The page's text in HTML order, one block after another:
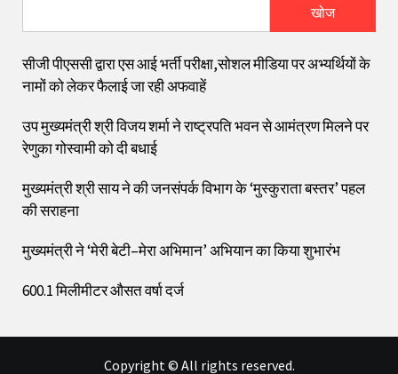
खोज
सीजी पीएससी द्वारा एस आई भर्ती परीक्षा,सोशल मीडिया पर अभ्यर्थियों के
नामों को लेकर फैलाई जा रही अफवाहें
उप मुख्यमंत्री श्री विजय शर्मा ने राष्ट्रपति भवन से आमंत्रण मिलने पर
रेणुका गोस्वामी को दी बधाई
मुख्यमंत्री श्री साय ने की जनसंपर्क विभाग के ‘मुस्कुराता बस्तर’ पहल
की सराहना
मुख्यमंत्री ने ‘मेरी बेटी–मेरा अभिमान’ अभियान का किया शुभारंभ
600.1 मिलीमीटर औसत वर्षा दर्ज
Copyright © All rights reserved.